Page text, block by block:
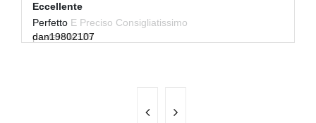
Eccellente
Perfetto E Preciso Consigliatissimo
pastarella328
Eccellente
Perfetto
dan19802107